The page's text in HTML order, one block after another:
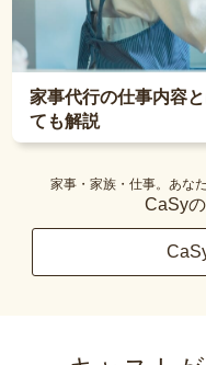
家事代行の仕事内容
ても解説
家事・家族・仕事。あな
CaSy